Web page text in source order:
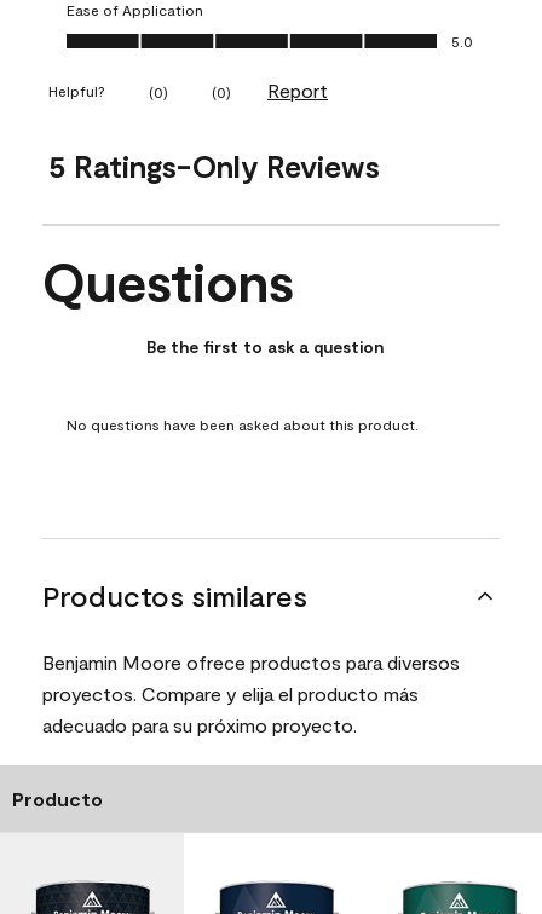
Ease of Application
Ease of Application, 5.0 out of 5
5.0
Helpful? (0) (0) Report
5 Ratings-Only Reviews
No questions have been asked about this product.
Questions
Be the first to ask a question
No questions have been asked about this product.
Productos similares
Benjamin Moore ofrece productos para diversos
proyectos. Compare y elija el producto más
adecuado para su próximo proyecto.
Producto